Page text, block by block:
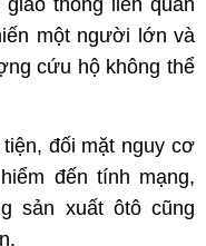
thông liên quan
một người lớn và
cứu hộ không thể
đối mặt nguy cơ
đến tính mạng,
sản xuất ôtô cũng